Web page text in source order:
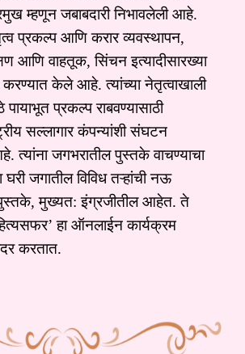
म्हणून जबाबदारी निभावलेली आहे.
प्रकल्प आणि करार व्यवस्थापन,
आणि वाहतूक, सिंचन इत्यादीसारख्या
करण्यात केले आहे. त्यांच्या नेतृत्वाखाली
प्रकल्प राबवण्यासाठी
सल्लागार कंपन्यांशी संघटन
त्यांना जगभरातील पुस्तके वाचण्याचा
जगातील विविध तऱ्हांची नऊ
मुख्यत: इंग्रजीतील आहेत. ते
हा ऑनलाईन कार्यक्रम
करतात.